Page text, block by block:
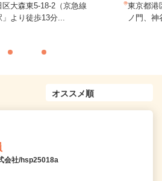
大森東5-18-2（京急線
」より徒歩13分...
東京都港
ノ門、
会社/hsp25018a